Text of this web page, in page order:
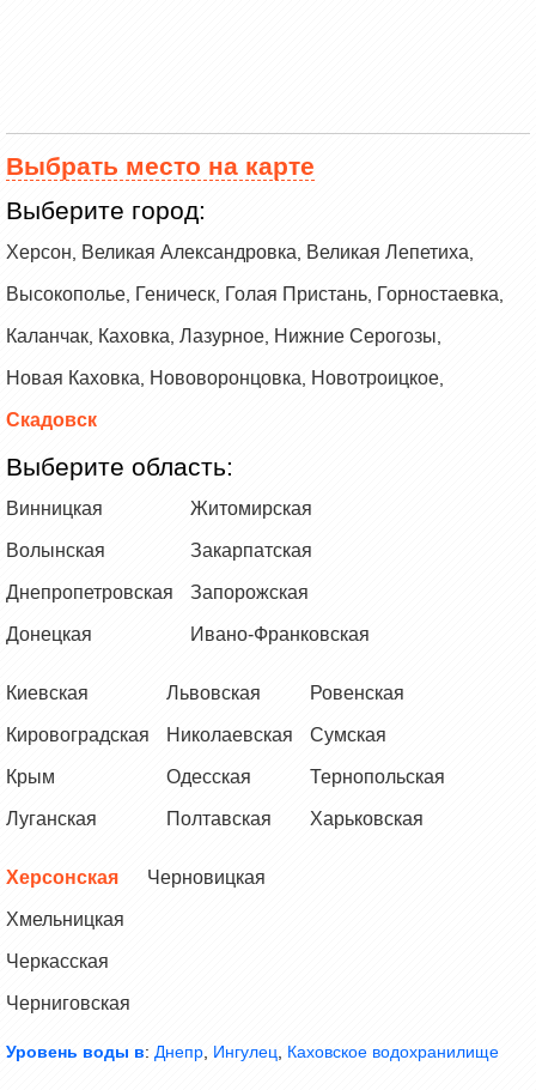
Выбрать место на карте
Выберите город:
Херсон Великая Александровка Великая Лепетиха
Высокополье Геническ Голая Пристань Горностаевка
Каланчак Каховка Лазурное Нижние Серогозы
Новая Каховка Нововоронцовка Новотроицкое
Скадовск
Выберите область:
Винницкая
Волынская
Днепропетровская
Донецкая
Житомирская
Закарпатская
Запорожская
Ивано-Франковская
Киевская
Кировоградская
Крым
Луганская
Львовская
Николаевская
Одесская
Полтавская
Ровенская
Сумская
Тернопольская
Харьковская
Херсонская
Хмельницкая
Черкасская
Черниговская
Черновицкая
Уровень воды в: Днепр Ингулец Каховское водохранилище